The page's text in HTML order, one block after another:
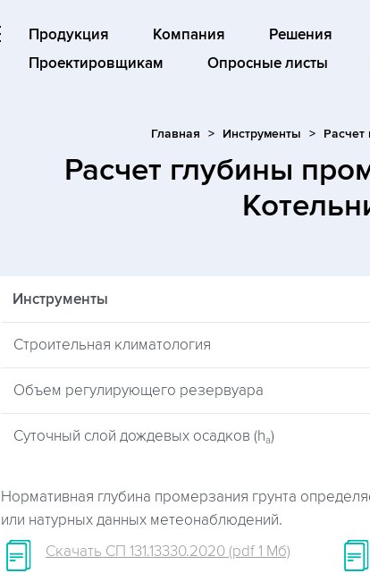
Продукция Компания Решения
Проектировщикам
Опросные листы
Главная Инструменты Расчет
Расчет глубины
Инструменты
Строительная климатология
Объем регулирующего резервуара
Суточный слой дождевых осадков (ha)
Нормативная глубина промерзания грунта
или натурных данных метеонаблюдений.
Скачать СП 131.13330.2020 (pdf 1 Мб)